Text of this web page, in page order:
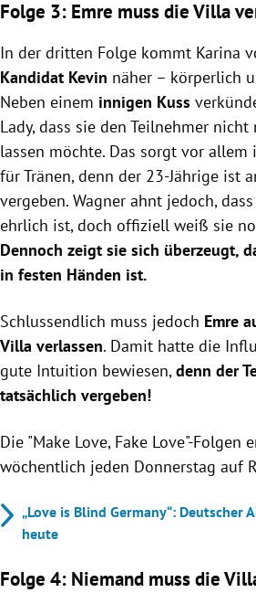
Folge 3: Emre muss die Villa
In der dritten Folge kommt Karina
Kandidat Kevin näher – körperlich
Neben einem innigen Kuss
Lady, dass sie den Teilnehmer nicht
lassen möchte. Das sorgt vor allem
für Tränen, denn der 23-Jährige ist
vergeben. Wagner ahnt jedoch,
ehrlich ist, doch offiziell weiß sie
Dennoch zeigt sie sich überzeugt,
in festen Händen ist.
Schlussendlich muss jedoch Emre
Villa verlassen. Damit hatte die
gute Intuition bewiesen,denn der
tatsächlich vergeben!
Die "Make Love, Fake Love"-Folgen
wöchentlich jeden Donnerstag auf
„Love is Blind Germany“: Deutscher
heute
Folge 4: Niemand muss die